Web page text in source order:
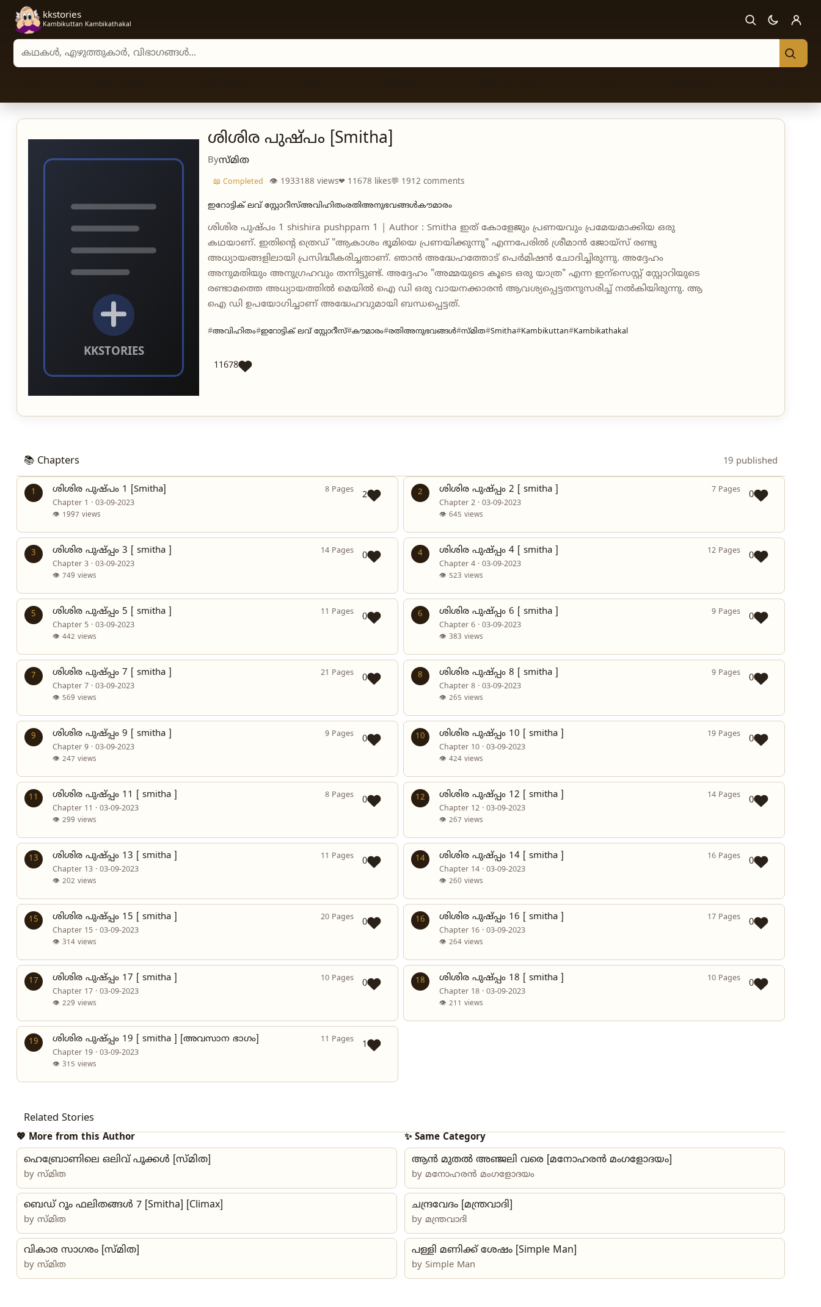
kkstories
Kambikuttan Kambikathakal
Search stories, authors, and categories
ശിശിര പുഷ്പം [Smitha]
Byസ്മിത
📖 Completed 👁 1933188 views❤ 11678 likes💬 1912 comments
ഇറോട്ടിക് ലവ് സ്റ്റോറീസ്അവിഹിതംരതിഅനുഭവങ്ങൾകൗമാരം
ശിശിര പുഷ്പം 1 shishira pushppam 1 | Author : Smitha ഇത് കോളേജും പ്രണയവും പ്രമേയമാക്കിയ ഒരു
കഥയാണ്‌. ഇതിന്‍റെ ത്രെഡ് "ആകാശം ഭൂമിയെ പ്രണയിക്കുന്നു" എന്നപേരില്‍ ശ്രീമാന്‍ ജോയ്സ് രണ്ടു
അധ്യായങ്ങളിലായി പ്രസിദ്ധീകരിച്ചതാണ്. ഞാന്‍ അദ്ധേഹത്തോട് പെര്‍മിഷന്‍ ചോദിച്ചിരുന്നു. അദ്ദേഹം
അനുമതിയും അനുഗ്രഹവും തന്നിട്ടുണ്ട്. അദ്ദേഹം "അമ്മയുടെ കൂടെ ഒരു യാത്ര" എന്ന ഇന്സെസ്റ്റ്‌ സ്റ്റോറിയുടെ
രണ്ടാമത്തെ അധ്യായത്തില്‍ മെയില്‍ ഐ ഡി ഒരു വായനക്കാരന്‍ ആവശ്യപ്പെട്ടതനുസരിച്ച് നല്‍കിയിരുന്നു. ആ
ഐ ഡി ഉപയോഗിച്ചാണ് അദ്ധേഹവുമായി ബന്ധപ്പെട്ടത്.
അവിഹിതം ഇറോട്ടിക് ലവ് സ്റ്റോറീസ് കൗമാരം രതിഅനുഭവങ്ങൾ സ്മിത Smitha Kambikuttan Kambikathakal
11678
📚 Chapters 19 published
1 ശിശിര പുഷ്പം 1 [Smitha]
8 Pages
Chapter 1 · 03-09-2023
👁 1997 views
2 2 ശിശിര പുഷ്പ്പം 2 [ smitha ]
7 Pages
Chapter 2 · 03-09-2023
👁 645 views
0
3 ശിശിര പുഷ്പ്പം 3 [ smitha ]
14 Pages
Chapter 3 · 03-09-2023
👁 749 views
0 4 ശിശിര പുഷ്പ്പം 4 [ smitha ]
12 Pages
Chapter 4 · 03-09-2023
👁 523 views
0
5 ശിശിര പുഷ്പ്പം 5 [ smitha ]
11 Pages
Chapter 5 · 03-09-2023
👁 442 views
0 6 ശിശിര പുഷ്പ്പം 6 [ smitha ]
9 Pages
Chapter 6 · 03-09-2023
👁 383 views
0
7 ശിശിര പുഷ്പ്പം 7 [ smitha ]
21 Pages
Chapter 7 · 03-09-2023
👁 569 views
0 8 ശിശിര പുഷ്പ്പം 8 [ smitha ]
9 Pages
Chapter 8 · 03-09-2023
👁 265 views
0
9 ശിശിര പുഷ്പ്പം 9 [ smitha ]
9 Pages
Chapter 9 · 03-09-2023
👁 247 views
0 10 ശിശിര പുഷ്പ്പം 10 [ smitha ]
19 Pages
Chapter 10 · 03-09-2023
👁 424 views
0
11 ശിശിര പുഷ്പ്പം 11 [ smitha ]
8 Pages
Chapter 11 · 03-09-2023
👁 299 views
0 12 ശിശിര പുഷ്പ്പം 12 [ smitha ]
14 Pages
Chapter 12 · 03-09-2023
👁 267 views
0
13 ശിശിര പുഷ്പ്പം 13 [ smitha ]
11 Pages
Chapter 13 · 03-09-2023
👁 202 views
0 14 ശിശിര പുഷ്പ്പം 14 [ smitha ]
16 Pages
Chapter 14 · 03-09-2023
👁 260 views
0
15 ശിശിര പുഷ്പ്പം 15 [ smitha ]
20 Pages
Chapter 15 · 03-09-2023
👁 314 views
0 16 ശിശിര പുഷ്പ്പം 16 [ smitha ]
17 Pages
Chapter 16 · 03-09-2023
👁 264 views
0
17 ശിശിര പുഷ്പ്പം 17 [ smitha ]
10 Pages
Chapter 17 · 03-09-2023
👁 229 views
0 18 ശിശിര പുഷ്പ്പം 18 [ smitha ]
10 Pages
Chapter 18 · 03-09-2023
👁 211 views
0
19 ശിശിര പുഷ്പ്പം 19 [ smitha ] [അവസാന ഭാഗം]
11 Pages
Chapter 19 · 03-09-2023
👁 315 views
1
Related Stories
💖 More from this Author
ഹെബ്രോണിലെ ഒലിവ് പൂക്കള്‍ [സ്മിത]
by സ്മിത
ബെഡ് റൂം ഫലിതങ്ങൾ 7 [Smitha] [Climax]
by സ്മിത
വികാര സാഗരം [സ്മിത]
by സ്മിത
✨ Same Category
ആൻ മുതൽ അഞ്ജലി വരെ [മനോഹരൻ മംഗളോദയം]
by മനോഹരൻ മംഗളോദയം
ചന്ദ്രവേദം [മന്ത്രവാദി]
by മന്ത്രവാദി
പള്ളി മണിക്ക് ശേഷം [Simple Man]
by Simple Man